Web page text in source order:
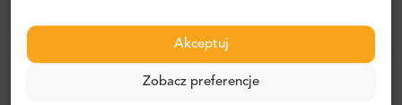
Akceptuj
Zobacz preferencje
doświadczonych kierowców-weteranów, biegle
posługujących się językiem angielskim.
Koszt transferu z lotniska i miasta